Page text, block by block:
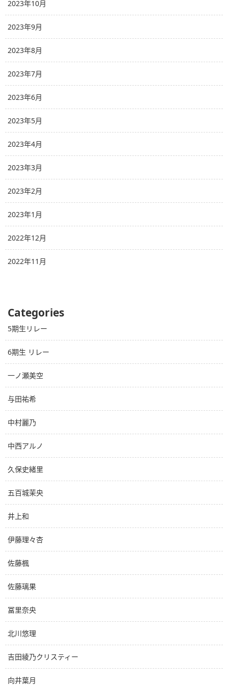
2023年10月
2023年9月
2023年8月
2023年7月
2023年6月
2023年5月
2023年4月
2023年3月
2023年2月
2023年1月
2022年12月
2022年11月
Categories
5期生リレー
6期生 リレー
一ノ瀬美空
与田祐希
中村麗乃
中西アルノ
久保史緒里
五百城茉央
井上和
伊藤理々杏
佐藤楓
佐藤璃果
冨里奈央
北川悠理
吉田綾乃クリスティー
向井葉月